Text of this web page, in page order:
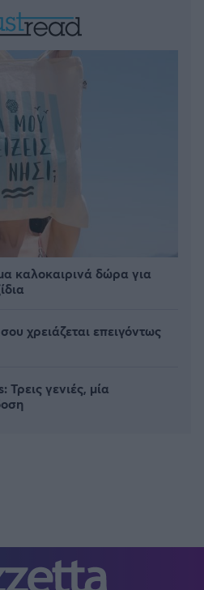
καλοκαιρινά δώρα για
χρειάζεται επειγόντως
γενιές, μία